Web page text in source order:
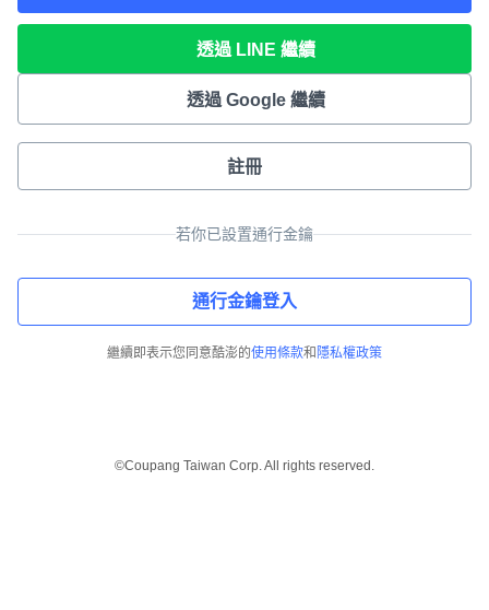
透過 LINE 繼續
透過 Google 繼續
註冊
若你已設置通行金鑰
通行金鑰登入
繼續即表示您同意酷澎的使用條款和 隱私權政策
©Coupang Taiwan Corp. All rights reserved.